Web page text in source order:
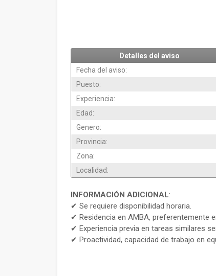
Detalles del aviso
Fecha del aviso:
Puesto:
Experiencia:
Edad:
Genero:
Provincia:
Zona:
Localidad:
INFORMACIÓN ADICIONAL:
✔ Se requiere disponibilidad horaria.
✔ Residencia en AMBA, preferentemente
✔ Experiencia previa en tareas similares
✔ Proactividad, capacidad de trabajo en